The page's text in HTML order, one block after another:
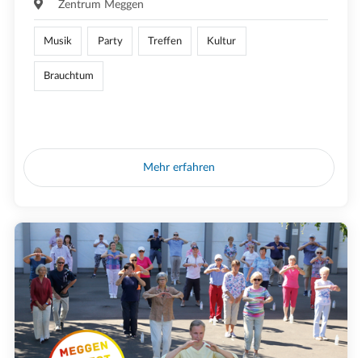
Zentrum Meggen
Musik Party Treffen Kultur
Brauchtum
Mehr erfahren